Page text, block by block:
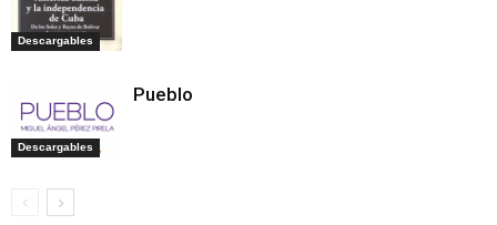
Descargables
Descargables
Pueblo